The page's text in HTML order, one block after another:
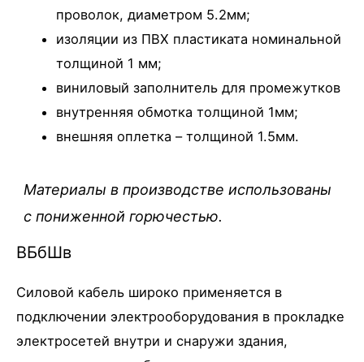
проволок, диаметром 5.2мм;
изоляции из ПВХ пластиката номинальной
толщиной 1 мм;
виниловый заполнитель для промежутков
внутренняя обмотка толщиной 1мм;
внешняя оплетка – толщиной 1.5мм.
Материалы в производстве использованы
с пониженной горючестью.
ВБбШв
Силовой кабель широко применяется в
подключении электрооборудования в прокладке
электросетей внутри и снаружи здания,